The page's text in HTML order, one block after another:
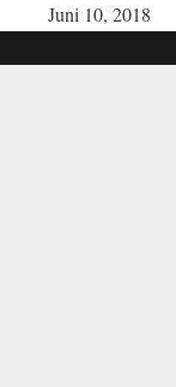
Juni 10, 2018